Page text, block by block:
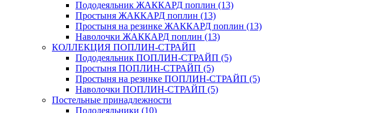
Пододеяльник ЖАККАРД поплин (13)
Простыня ЖАККАРД поплин (13)
Простыня на резинке ЖАККАРД поплин (13)
Наволочки ЖАККАРД поплин (13)
КОЛЛЕКЦИЯ ПОПЛИН-СТРАЙП
Пододеяльник ПОПЛИН-СТРАЙП (5)
Простыня ПОПЛИН-СТРАЙП (5)
Простыня на резинке ПОПЛИН-СТРАЙП (5)
Наволочки ПОПЛИН-СТРАЙП (5)
Постельные принадлежности
Пододеяльники (10)